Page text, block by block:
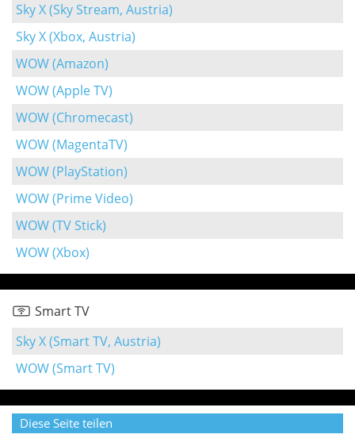
Sky X (Sky Stream, Austria)
Sky X (Xbox, Austria)
WOW (Amazon)
WOW (Apple TV)
WOW (Chromecast)
WOW (MagentaTV)
WOW (PlayStation)
WOW (Prime Video)
WOW (TV Stick)
WOW (Xbox)
Smart TV
Sky X (Smart TV, Austria)
WOW (Smart TV)
Diese Seite teilen